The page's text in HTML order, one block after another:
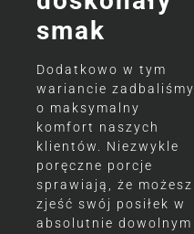
smak
Dodatkowo w tym
wariancie zadbaliśmy
o maksymalny
komfort naszych
klientów. Niezwykle
poręczne porcje
sprawiają, że możesz
zjeść swój posiłek w
absolutnie dowolnym